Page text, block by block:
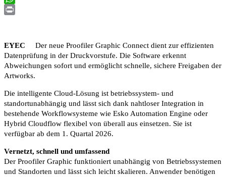
WhatsApp
EYEC Der neue Proofiler Graphic Connect dient zur effizienten
Datenprüfung in der Druckvorstufe. Die Software erkennt
Abweichungen sofort und ermöglicht schnelle, sichere Freigaben der
Artworks.
Die intelligente Cloud-Lösung ist betriebssystem- und
standortunabhängig und lässt sich dank nahtloser Integration in
bestehende Workflowsysteme wie Esko Automation Engine oder
Hybrid Cloudflow flexibel von überall aus einsetzen. Sie ist
verfügbar ab dem 1. Quartal 2026.
Vernetzt, schnell und umfassend
Der Proofiler Graphic funktioniert unabhängig von Betriebssystemen
und Standorten und lässt sich leicht skalieren. Anwender benötigen